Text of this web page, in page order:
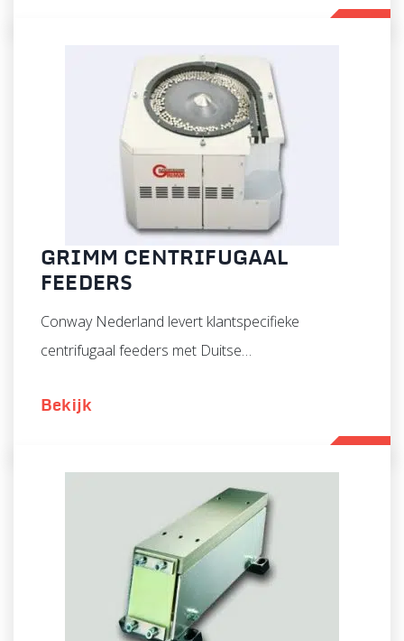
GRIMM CENTRIFUGAAL
FEEDERS
Conway Nederland levert klantspecifieke
centrifugaal feeders met Duitse…
Bekijk